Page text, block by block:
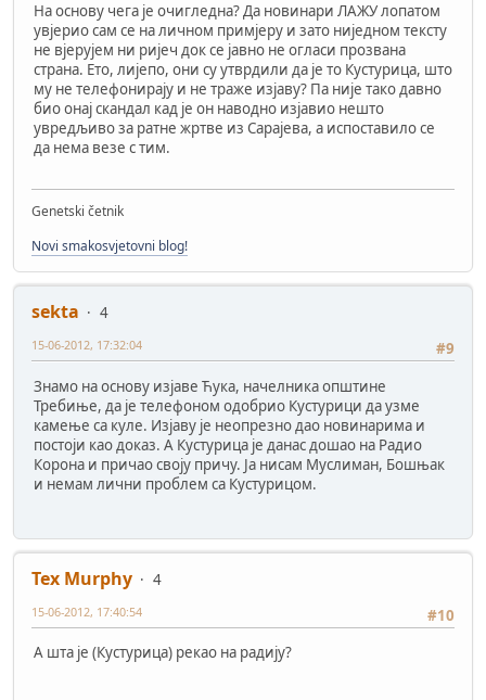
На основу чега је очигледна? Да новинари ЛАЖУ лопатом
увјерио сам се на личном примјеру и зато ниједном тексту
не вјерујем ни ријеч док се јавно не огласи прозвана
страна. Ето, лијепо, они су утврдили да је то Кустурица, што
му не телефонирају и не траже изјаву? Па није тако давно
био онај скандал кад је он наводно изјавио нешто
увредљиво за ратне жртве из Сарајева, а испоставило се
да нема везе с тим.
Genetski četnik
Novi smakosvjetovni blog!
sekta
4
#9
15-06-2012, 17:32:04
Знамо на основу изјаве Ћука, начелника општине
Требиње, да је телефоном одобрио Кустурици да узме
камење са куле. Изјаву је неопрезно дао новинарима и
постоји као доказ. А Кустурица је данас дошао на Радио
Корона и причао своју причу. Ја нисам Муслиман, Бошњак
и немам лични проблем са Кустурицом.
Tex Murphy
4
#10
15-06-2012, 17:40:54
А шта је (Кустурица) рекао на радију?